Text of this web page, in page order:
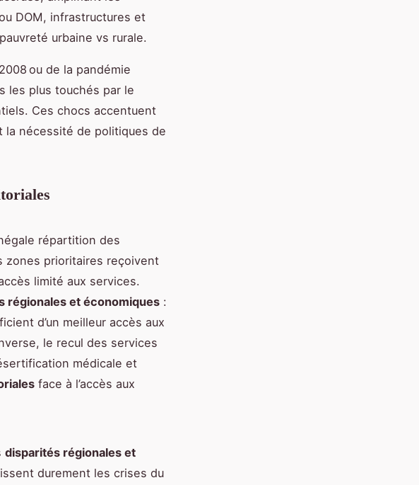
DOM, infrastructures et
urbaine vs rurale.
ou de la pandémie
les plus touchés par le
Ces chocs accentuent
la nécessité de politiques de
répartition des
zones prioritaires reçoivent
limité aux services.
régionales et économiques :
d’un meilleur accès aux
le recul des services
médicale et
face à l’accès aux
disparités régionales et
durement les crises du